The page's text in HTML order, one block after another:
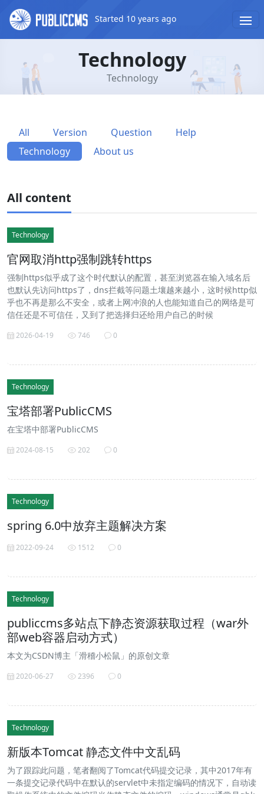
Started 10 years ago
Technology
Technology
All Version Question
Help
Technology
About us
All content
Technology
官网取消http强制跳转https
强制https似乎成了这个时代默认的配置，甚至浏览器在输入域名后
也默认先访问https了，dns拦截等问题土壤越来越小，这时候http似
乎也不再是那么不安全，或者上网冲浪的人也能知道自己的网络是可
信任还是不可信任，又到了把选择归还给用户自己的时候
2026-04-19 746 0
Technology
宝塔部署PublicCMS
在宝塔中部署PublicCMS
2024-08-15 202 0
Technology
spring 6.0中放弃主题解决方案
2022-09-24 1512 0
Technology
publiccms多站点下静态资源获取过程（war外
部web容器启动方式）
本文为CSDN博主「滑稽小松鼠」的原创文章
2020-06-27 2396 0
Technology
新版本Tomcat 静态文件中文乱码
为了跟踪此问题，笔者翻阅了Tomcat代码提交记录，其中2017年有
一条提交记录代码中在默认的servlet中未指定编码的情况下，自动读